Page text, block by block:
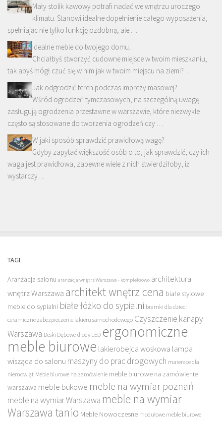
Mały stolik kawowy potrafi nadać we wnętrzu uroczego
klimatu. Stanowi idealne dopełnienie całego wyposażenia,
spełniając nie tylko funkcję ozdobną, ale …
Idealne meble do twojego domu.
Chciałbyś stworzyć cudowne miejsce w twoim mieszkaniu,
tak abyś mógł czuć się w nim jak w twoim miejscu na ziemi? …
Jak odgrodzić teren podczas imprezy masowej?
Wśród ogrodzeń tymczasowych, na szczególną uwagę
zasługują ogrodzenia przestawne w warszawie, które niezwykle
często są stosowane do tworzenia ogrodzeń czy …
W jaki sposób sprawdzić prawidłową wagę?
Gdyby zapytać większość osób o to, jak sprawdzić, czy ich
waga jest prawidłowa, zapewne wiele z nich stwierdziłoby, iż
wystarczy …
TAGI
Aranżacja salonu aranżacja wnętrz Warszawa - kompleksowo architektura
wnętrz Warszawa architekt wnętrz cena białe stylowe
meble do sypialni białe łóżko do sypialni bramki dla dzieci
ceramiczne zabezpieczenie lakieru samochodowego Czyszczenie kanapy
Warszawa Deski Dębowe diody LED ergonomiczne
meble biurowe lakierobejca woskowa lampa
wisząca do salonu maszyny do prac drogowych materace dla
niemowląt Meble biurowe na zamówienie meble biurowe na zamówienie
warszawa meble bukowe meble na wymiar poznań
meble na wymiar Warszawa meble na wymiar
Warszawa tanio Meble Nowoczesne modułowe meble biurowe